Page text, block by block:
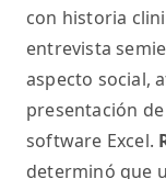
con historia
entrevista
aspecto social,
presentación
software Excel.
determinó que